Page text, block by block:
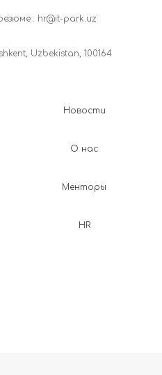
: hr@it-park.uz
Uzbekistan, 100164
Новости
О нас
Менторы
HR